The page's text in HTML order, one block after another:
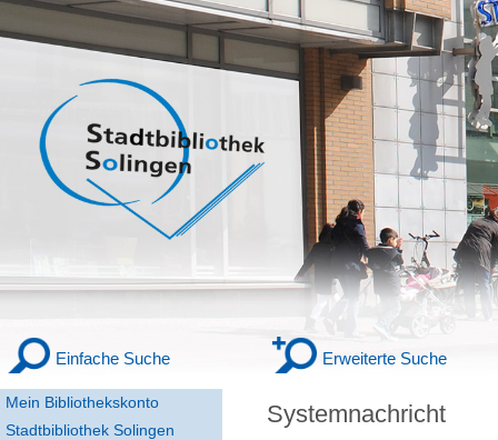
Mein Bibliothekskonto
Stadtbibliothek Solingen
Einfache Suche Erweiterte Suche
Systemnachricht